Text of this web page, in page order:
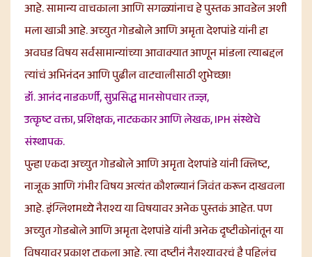
आहे. सामान्य वाचकाला आणि सगळ्यांनाच हे पुस्तक आवडेल अशी
मला खात्री आहे. अच्युत गोडबोले आणि अमृता देशपांडे यांनी हा
अवघड विषय सर्वसामान्यांच्या आवाक्यात आणून मांडला त्याबद्दल
त्यांचं अभिनंदन आणि पुढील वाटचालीसाठी शुभेच्छा!
डॉ. आनंद नाडकर्णी, सुप्रसिद्ध मानसोपचार तज्ज्ञ,
उत्कृष्ट वक्ता, प्रशिक्षक, नाटककार आणि लेखक, IPH संस्थेचे
संस्थापक.
पुन्हा एकदा अच्युत गोडबोले आणि अमृता देशपांडे यांनी क्लिष्ट,
नाजूक आणि गंभीर विषय अत्यंत कौशल्यानं जिवंत करून दाखवला
आहे. इंग्लिशमध्ये नैराश्य या विषयावर अनेक पुस्तकं आहेत. पण
अच्युत गोडबोले आणि अमृता देशपांडे यांनी अनेक दृष्टीकोनांतून या